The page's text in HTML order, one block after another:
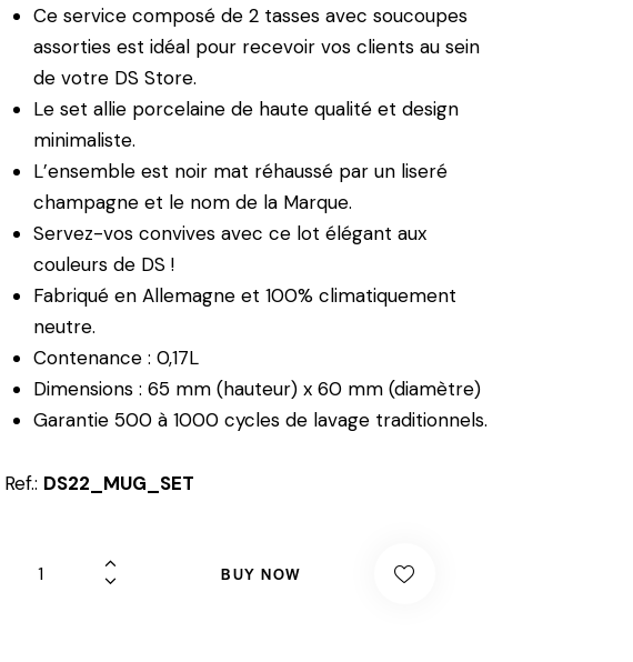
Ce service composé de 2 tasses avec soucoupes
assorties est idéal pour recevoir vos clients au sein
de votre DS Store.
Le set allie porcelaine de haute qualité et design
minimaliste.
L’ensemble est noir mat réhaussé par un liseré
champagne et le nom de la Marque.
Servez-vos convives avec ce lot élégant aux
couleurs de DS !
Fabriqué en Allemagne et 100% climatiquement
neutre.
Contenance : 0,17L
Dimensions : 65 mm (hauteur) x 60 mm (diamètre)
Garantie 500 à 1000 cycles de lavage traditionnels.
Ref.: DS22_MUG_SET
BUY NOW